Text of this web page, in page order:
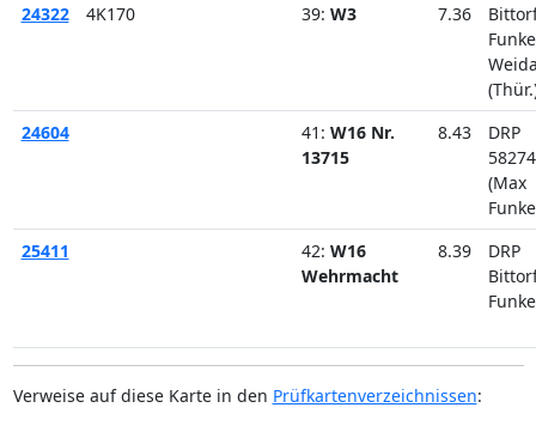
24322 4K170 39: W3 7.36
Funke
24604
41: W16 Nr.
13715
8.43
DRP
(Max
25411
42: W16
Wehrmacht
8.39
DRP
Funke
Verweise auf diese Karte in den Prüfkartenverzeichnissen: